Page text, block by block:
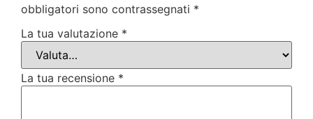
obbligatori sono contrassegnati *
La tua valutazione *
La tua recensione *